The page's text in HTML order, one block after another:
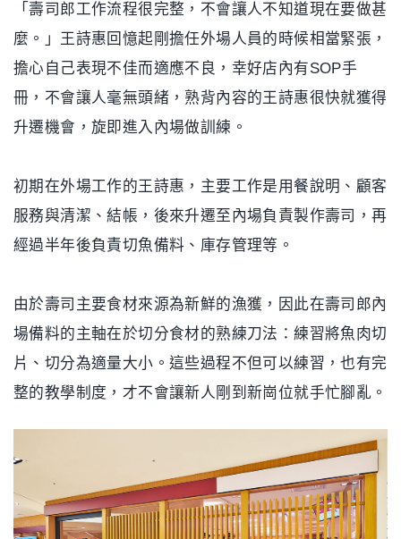
「壽司郎工作流程很完整，不會讓人不知道現在要做甚
麼。」王詩惠回憶起剛擔任外場人員的時候相當緊張，
擔心自己表現不佳而適應不良，幸好店內有SOP手
冊，不會讓人毫無頭緒，熟背內容的王詩惠很快就獲得
升遷機會，旋即進入內場做訓練。
初期在外場工作的王詩惠，主要工作是用餐說明、顧客
服務與清潔、結帳，後來升遷至內場負責製作壽司，再
經過半年後負責切魚備料、庫存管理等。
由於壽司主要食材來源為新鮮的漁獲，因此在壽司郎內
場備料的主軸在於切分食材的熟練刀法：練習將魚肉切
片、切分為適量大小。這些過程不但可以練習，也有完
整的教學制度，才不會讓新人剛到新崗位就手忙腳亂。